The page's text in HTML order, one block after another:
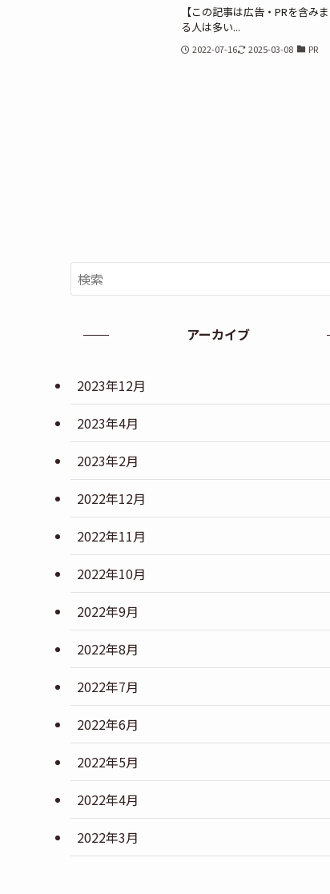
【この記事は広告・PRを含み
る人は多い...
2022-07-16 2025-03-08 PR
アーカイブ
2023年12月
2023年4月
2023年2月
2022年12月
2022年11月
2022年10月
2022年9月
2022年8月
2022年7月
2022年6月
2022年5月
2022年4月
2022年3月